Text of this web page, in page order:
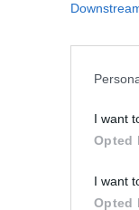
I want
Opted
I want
Opted